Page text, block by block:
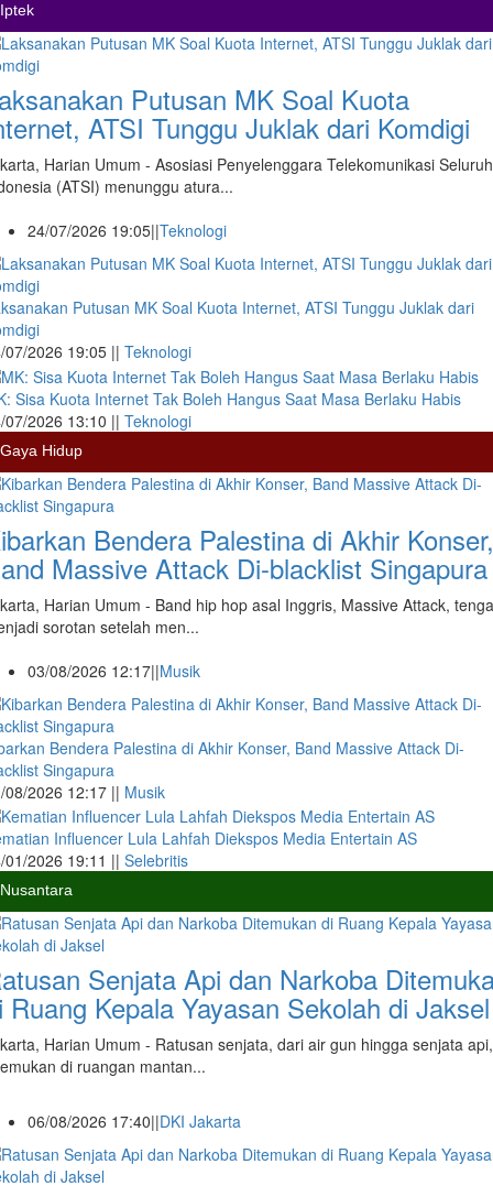
Iptek
Putusan MK Soal Kuota
ATSI Tunggu Juklak dari Komdigi
Harian Umum - Asosiasi Penyelenggara Telekomunikasi Seluruh
(ATSI) menunggu atura...
24/07/2026 19:05||Teknologi
Putusan MK Soal Kuota Internet, ATSI Tunggu Juklak dari
07/2026 19:05 || Teknologi
Sisa Kuota Internet Tak Boleh Hangus Saat Masa Berlaku Habis
07/2026 13:10 || Teknologi
Gaya Hidup
Bendera Palestina di Akhir Konser,
Massive Attack Di-blacklist Singapura
Harian Umum - Band hip hop asal Inggris, Massive Attack,
sorotan setelah men...
03/08/2026 12:17||Musik
Bendera Palestina di Akhir Konser, Band Massive Attack Di-
Singapura
08/2026 12:17 || Musik
Influencer Lula Lahfah Diekspos Media Entertain AS
01/2026 19:11 || Selebritis
Nusantara
Senjata Api dan Narkoba
Ruang Kepala Yayasan Sekolah di Jaksel
Harian Umum - Ratusan senjata, dari air gun hingga senjata api,
di ruangan mantan...
06/08/2026 17:40||DKI Jakarta